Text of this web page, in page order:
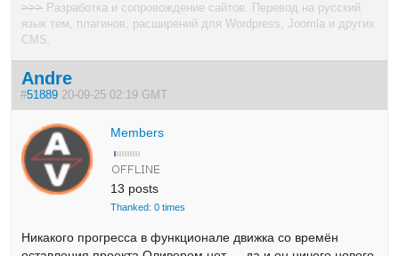
>>> Разработка и сопровождение сайтов. Перевод на русский
язык тем, плагинов, расширений для Wordpress, Joomla и других
CMS.
Andre
#51889 20-09-25 02:19 GMT
Members
13 posts
Thanked: 0 times
Никакого прогресса в функционале движка со времён